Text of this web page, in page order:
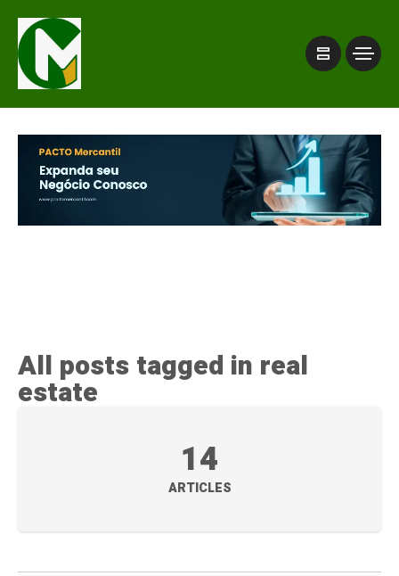
All posts tagged in real
estate
14
ARTICLES